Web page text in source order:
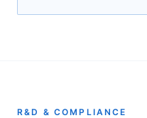
R&D & COMPLIANCE